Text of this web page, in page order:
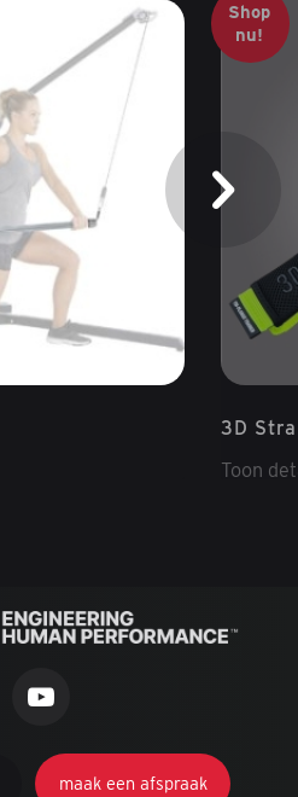
Shop
nu!
3D
Toon
maak een afspraak